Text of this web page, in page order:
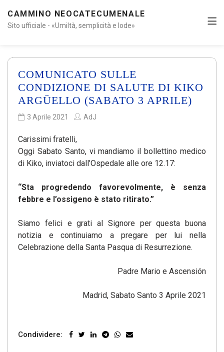
CAMMINO NEOCATECUMENALE
Sito ufficiale - «Umiltà, semplicità e lode»
COMUNICATO SULLE
CONDIZIONE DI SALUTE DI KIKO
ARGÜELLO (SABATO 3 APRILE)
3 Aprile 2021 AdJ
Carissimi fratelli,
Oggi Sabato Santo, vi mandiamo il bollettino medico
di Kiko, inviatoci dall’Ospedale alle ore 12.17:
“Sta progredendo favorevolmente, è senza
febbre e l’ossigeno è stato ritirato.”
Siamo felici e grati al Signore per questa buona
notizia e continuiamo a pregare per lui nella
Celebrazione della Santa Pasqua di Resurrezione.
Padre Mario e Ascensión
Madrid, Sabato Santo 3 Aprile 2021
Condividere: